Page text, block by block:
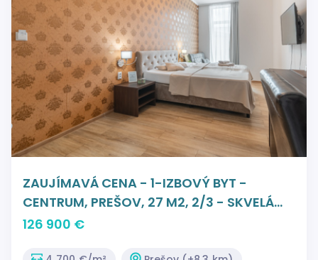
ZAUJÍMAVÁ CENA - 1-IZBOVÝ BYT -
CENTRUM, PREŠOV, 27 M2, 2/3 - SKVELÁ
INVESTÍCIA
126 900 €